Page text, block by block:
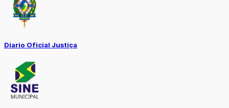
Diario Oficial Justiça